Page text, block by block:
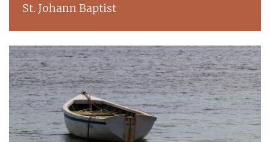
St. Johann Baptist